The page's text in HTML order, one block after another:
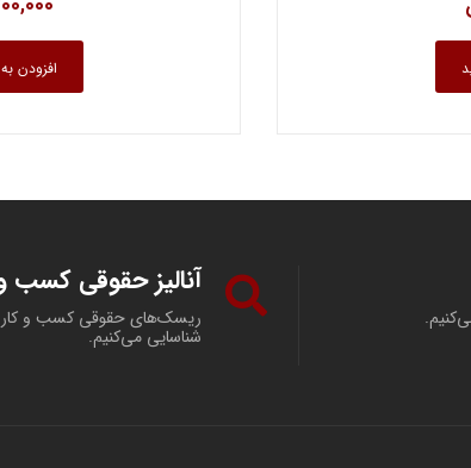
افزودن
آنالیز حقوقی کسب
ریسک‌های حقوقی کسب و کار
شناسایی می‌کنیم.